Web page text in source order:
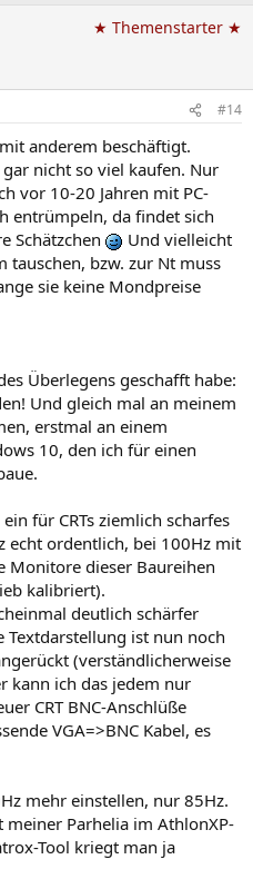
★ Themenstarter ★
#14
anderem beschäftigt.
nicht so viel kaufen. Nur
vor 10-20 Jahren mit PC-
entrümpeln, da findet sich
Schätzchen
Und vielleicht
tauschen, bzw. zur Nt muss
sie keine Mondpreise
Überlegens geschafft habe:
Und gleich mal an meinem
erstmal an einem
10, den ich für einen
für CRTs ziemlich scharfes
echt ordentlich, bei 100Hz mit
Monitore dieser Baureihen
kalibriert).
deutlich schärfer
Textdarstellung ist nun noch
(verständlicherweise
kann ich das jedem nur
CRT BNC-Anschlüße
VGA=>BNC Kabel, es
mehr einstellen, nur 85Hz.
Parhelia im AthlonXP-
Tool kriegt man ja